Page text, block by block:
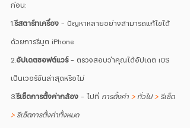
ก่อน:
1.รีสตาร์ทเครื่อง – ปัญหาหลายอย่างสามารถแก้ไขได้
ด้วยการรีบูต iPhone
2.อัปเดตซอฟต์แวร์ – ตรวจสอบว่าคุณได้อัปเดต iOS
เป็นเวอร์ชันล่าสุดหรือไม่
3.รีเซ็ตการตั้งค่ากล้อง – ไปที่ การตั้งค่า > ทั่วไป > รีเซ็ต
> รีเซ็ตการตั้งค่าทั้งหมด